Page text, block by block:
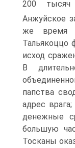
200 тысяч
Анжуйское
же время
Тальякоццо
исход
В
папства
адрес
денежные
большую
Тосканы